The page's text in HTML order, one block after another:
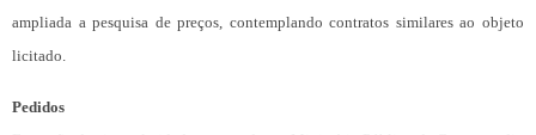
ampliada a pesquisa de preços, contemplando contratos similares ao objeto
licitado.
Pedidos